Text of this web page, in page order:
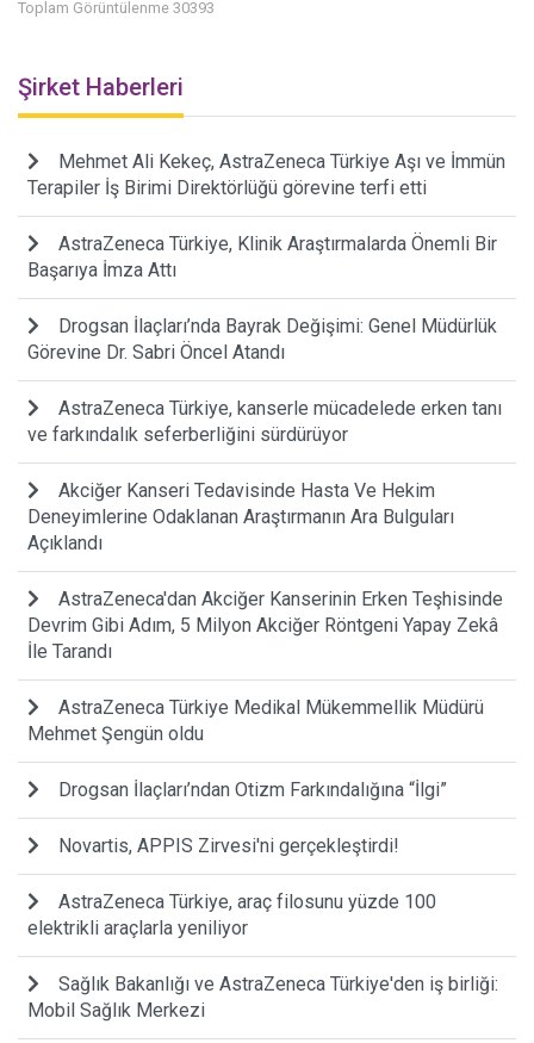
Toplam Görüntülenme 30393
Şirket Haberleri
Mehmet Ali Kekeç, AstraZeneca Türkiye Aşı ve İmmün
Terapiler İş Birimi Direktörlüğü görevine terfi etti
AstraZeneca Türkiye, Klinik Araştırmalarda Önemli Bir
Başarıya İmza Attı
Drogsan İlaçları’nda Bayrak Değişimi: Genel Müdürlük
Görevine Dr. Sabri Öncel Atandı
AstraZeneca Türkiye, kanserle mücadelede erken tanı
ve farkındalık seferberliğini sürdürüyor
Akciğer Kanseri Tedavisinde Hasta Ve Hekim
Deneyimlerine Odaklanan Araştırmanın Ara Bulguları
Açıklandı
AstraZeneca'dan Akciğer Kanserinin Erken Teşhisinde
Devrim Gibi Adım, 5 Milyon Akciğer Röntgeni Yapay Zekâ
İle Tarandı
AstraZeneca Türkiye Medikal Mükemmellik Müdürü
Mehmet Şengün oldu
Drogsan İlaçları’ndan Otizm Farkındalığına “İlgi”
Novartis, APPIS Zirvesi'ni gerçekleştirdi!
AstraZeneca Türkiye, araç filosunu yüzde 100
elektrikli araçlarla yeniliyor
Sağlık Bakanlığı ve AstraZeneca Türkiye'den iş birliği:
Mobil Sağlık Merkezi